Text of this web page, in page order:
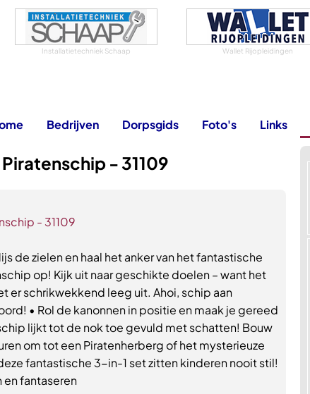
Installatietechniek Schaap Wallet Rijopleidingen
Bedrijven Dorpsgids Foto's Links
- 31109
- 31109
de zielen en haal het anker van het fantastische
op! Kijk uit naar geschikte doelen – want het
er schrikwekkend leeg uit. Ahoi, schip aan
• Rol de kanonnen in positie en maak je gereed
lijkt tot de nok toe gevuld met schatten! Bouw
om tot een Piratenherberg of het mysterieuze
fantastische 3-in-1 set zitten kinderen nooit stil!
en fantaseren